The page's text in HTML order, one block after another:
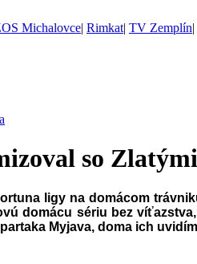
Michalovce| Rimkat| TV Zemplín|
so
ligy na domácom
domácu sériu bez
Myjava, doma ich